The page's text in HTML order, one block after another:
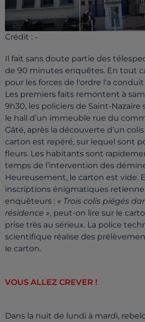
Crédit : -
Il fait sans doute partie des
de 90 minutes enquêtes. En tout
pour les forces de l'ordre l'a
Les premiers faits remontent à
9h30, les policiers de Saint-Nazaire
le hall d’un immeuble rue du
Gâté, après la découverte d’un
carton est repéré, sur lequel sont
fleurs. Les habitants sont
temps de l’intervention des
Heureusement, le carton est vide.
inscriptions énigmatiques
enquêteurs : « Trois colis piégés
résidence », peut-on lire sur le
prise très au sérieux. La police
scientifique réalise des
le carton.
VOUS ALLEZ CREVER !
Dans la nuit de lundi à mardi,